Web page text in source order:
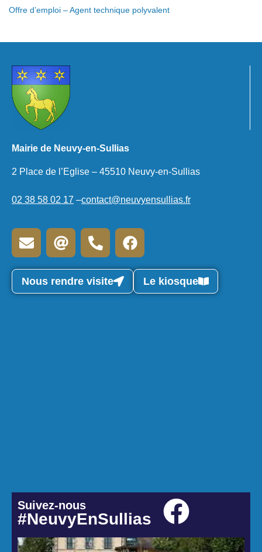
Offre d’emploi – Agent technique polyvalent
Mairie de Neuvy-en-Sullias
2 Place de l’Eglise – 45510 Neuvy-en-Sullias
02 38 58 02 17 –contact@neuvyensullias.fr
Nous rendre visite Le kiosque
Suivez-nous
#NeuvyEnSullias